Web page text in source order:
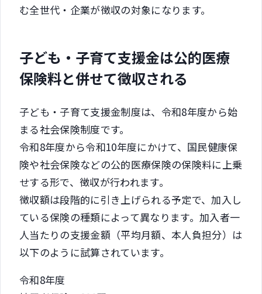
む全世代・企業が徴収の対象になります。
子ども・子育て支援金は公的医療
保険料と併せて徴収される
子ども・子育て支援金制度は、令和8年度から始
まる社会保険制度です。
令和8年度から令和10年度にかけて、国民健康保
険や社会保険などの公的医療保険の保険料に上乗
せする形で、徴収が行われます。
徴収額は段階的に引き上げられる予定で、加入し
ている保険の種類によって異なります。加入者一
人当たりの支援金額（平均月額、本人負担分）は
以下のように試算されています。
令和8年度